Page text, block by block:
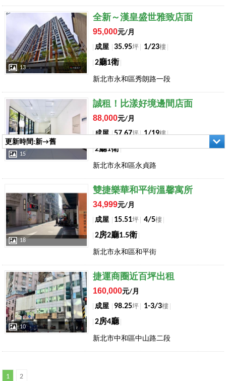
更新時間:新→舊
店長推薦
13
全新～漢皇盛世雅致店面
95,000元/月
成屋
35.95坪 1/23樓
2廳1衛
新北市永和區秀朗路一段
店長推薦
15
誠租！比漾好境邊間店面
88,000元/月
成屋
57.67坪 1/19樓
2廳1衛
新北市永和區永貞路
18
雙捷樂華和平街溫馨寓所
34,999元/月
成屋
15.51坪 4/5樓
2房2廳1.5衛
新北市永和區和平街
店長推薦
10
捷運商圈近百坪出租
160,000元/月
成屋
98.25坪 1-3/3樓
2房4廳
新北市中和區中山路二段
1 2